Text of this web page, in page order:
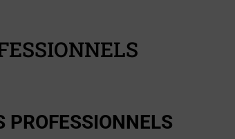
PROFESSIONNELS